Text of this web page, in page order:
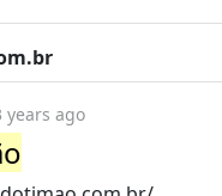
years ago